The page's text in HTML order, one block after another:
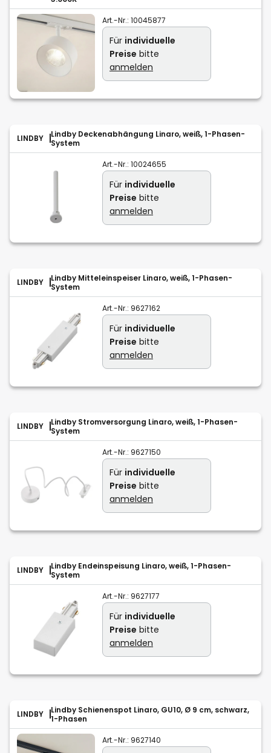
Art.-Nr.: 10045877
Für individuelle
Preise bitte
anmelden
LINDBY
Lindby Deckenabhängung Linaro, weiß, 1-Phasen-
System
Art.-Nr.: 10024655
Für individuelle
Preise bitte
anmelden
LINDBY
Lindby Mitteleinspeiser Linaro, weiß, 1-Phasen-
System
Art.-Nr.: 9627162
Für individuelle
Preise bitte
anmelden
LINDBY
Lindby Stromversorgung Linaro, weiß, 1-Phasen-
System
Art.-Nr.: 9627150
Für individuelle
Preise bitte
anmelden
LINDBY
Lindby Endeinspeisung Linaro, weiß, 1-Phasen-
System
Art.-Nr.: 9627177
Für individuelle
Preise bitte
anmelden
LINDBY
Lindby Schienenspot Linaro, GU10, Ø 9 cm, schwarz,
1-Phasen
Art.-Nr.: 9627140